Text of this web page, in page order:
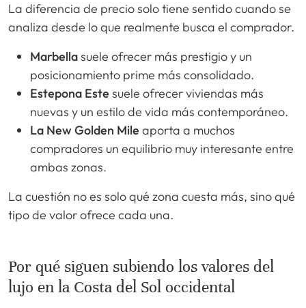
La diferencia de precio solo tiene sentido cuando se
analiza desde lo que realmente busca el comprador.
Marbellasuele ofrecer más prestigio y un
posicionamiento prime más consolidado.
Estepona Este suele ofrecer viviendas más
nuevas y un estilo de vida más contemporáneo.
La New Golden Mile aporta a muchos
compradores un equilibrio muy interesante entre
ambas zonas.
La cuestión no es solo qué zona cuesta más, sino qué
tipo de valor ofrece cada una.
Por qué siguen subiendo los valores del
lujo en la Costa del Sol occidental